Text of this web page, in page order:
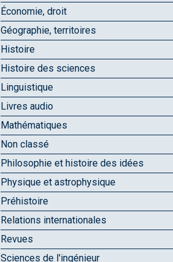
Économie, droit
Géographie, territoires
Histoire
Histoire des sciences
Linguistique
Livres audio
Mathématiques
Non classé
Philosophie et histoire des idées
Physique et astrophysique
Préhistoire
Relations internationales
Revues
Sciences de l'ingénieur